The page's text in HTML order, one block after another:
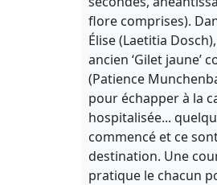
flore comprises).
Élise (Laetitia
ancien ‘Gilet jaune’
(Patience
pour échapper à la
hospitalisée...
commencé et ce
destination. Une
pratique le chacun